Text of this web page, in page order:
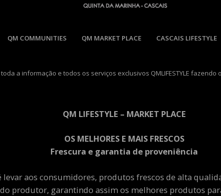
QM COMMUNITIES QM MARKET PLACE CASCAIS LIFESTYLE
a informação e todos os serviços exclusivos QMLIFESTYLE fazendo
QM LIFESTYLE – MARKET PLACE
OS MELHORES E MAIS FRESCOS
Frescura e garantia de proveniência
levar aos consumidores, produtos frescos de alta
produtor, garantindo assim os melhores produtos